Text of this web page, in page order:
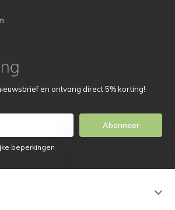
en ontvang direct 5% korting!
Abonneer
beperkingen